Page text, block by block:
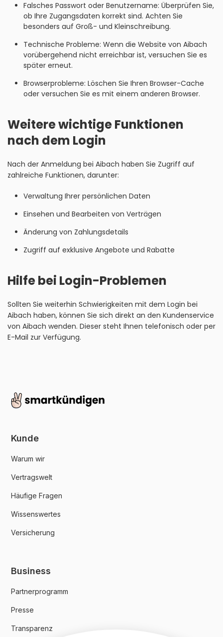
Falsches Passwort oder Benutzername: Überprüfen Sie,
ob Ihre Zugangsdaten korrekt sind. Achten Sie
besonders auf Groß- und Kleinschreibung.
Technische Probleme: Wenn die Website von Aibach
vorübergehend nicht erreichbar ist, versuchen Sie es
später erneut.
Browserprobleme: Löschen Sie Ihren Browser-Cache
oder versuchen Sie es mit einem anderen Browser.
Weitere wichtige Funktionen
nach dem Login
Nach der Anmeldung bei Aibach haben Sie Zugriff auf
zahlreiche Funktionen, darunter:
Verwaltung Ihrer persönlichen Daten
Einsehen und Bearbeiten von Verträgen
Änderung von Zahlungsdetails
Zugriff auf exklusive Angebote und Rabatte
Hilfe bei Login-Problemen
Sollten Sie weiterhin Schwierigkeiten mit dem Login bei
Aibach haben, können Sie sich direkt an den Kundenservice
von Aibach wenden. Dieser steht Ihnen telefonisch oder per
E-Mail zur Verfügung.
Kunde
Warum wir
Vertragswelt
Häufige Fragen
Wissenswertes
Versicherung
Business
Partnerprogramm
Presse
Transparenz